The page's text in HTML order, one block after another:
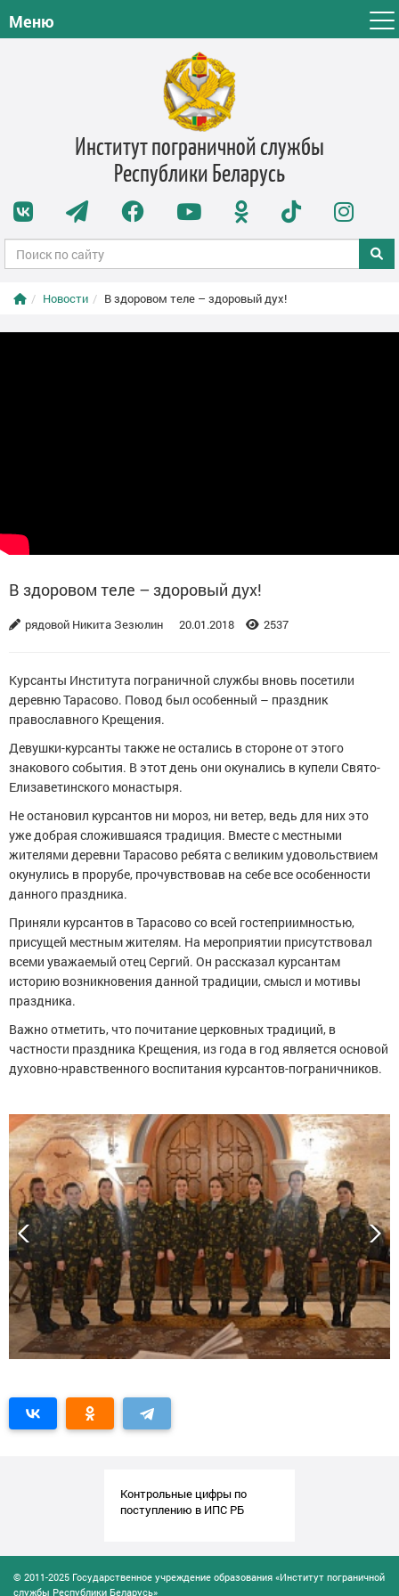
Меню
Институт пограничной службы
Республики Беларусь
Новости В здоровом теле – здоровый дух!
В здоровом теле – здоровый дух!
рядовой Никита Зезюлин 20.01.2018 2537
Курсанты Института пограничной службы вновь посетили
деревню Тарасово. Повод был особенный – праздник
православного Крещения.
Девушки-курсанты также не остались в стороне от этого
знакового события. В этот день они окунались в купели Свято-
Елизаветинского монастыря.
Не остановил курсантов ни мороз, ни ветер, ведь для них это
уже добрая сложившаяся традиция. Вместе с местными
жителями деревни Тарасово ребята с великим удовольствием
окунулись в прорубе, прочувствовав на себе все особенности
данного праздника.
Приняли курсантов в Тарасово со всей гостеприимностью,
присущей местным жителям. На мероприятии присутствовал
всеми уважаемый отец Сергий. Он рассказал курсантам
историю возникновения данной традиции, смысл и мотивы
праздника.
Важно отметить, что почитание церковных традиций, в
частности праздника Крещения, из года в год является основой
духовно-нравственного воспитания курсантов-пограничников.
Контрольные цифры по
поступлению в ИПС РБ
© 2011-2025 Государственное учреждение образования «Институт пограничной
службы Республики Беларусь»